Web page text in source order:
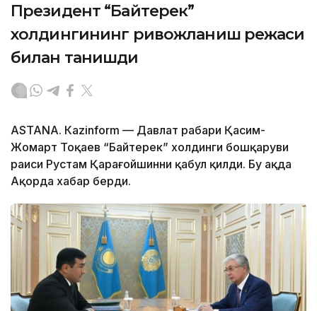
Президент “Байтерек”
холдингининг ривожланиш режаси
билан танишди
ASTANА. Каzinform — Давлат раҳбари Қасим-
Жомарт Тоқаев “Байтерек” холдинги бошқаруви
раиси Рустам Қарағойшинни қабул қилди. Бу ҳақда
Ақорда хабар берди.